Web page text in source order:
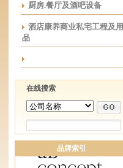
厨房.餐厅及酒吧设备
酒店康养商业私宅工程及用
品
在线搜索
品牌索引